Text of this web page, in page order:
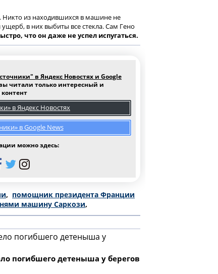
из находившихся в машине не
в них выбиты все стекла. Сам Гено
что он даже не успел испугаться.
в Яндекс Новостях и Google
читали только интересный и
в Яндекс Новостях
в Google News
можно здесь:
, помощник президента Франции
машину Саркози,
погибшего детеныша у берегов